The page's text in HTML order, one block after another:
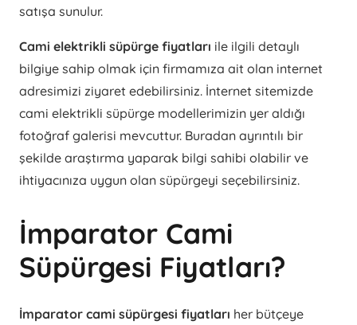
satışa sunulur.
Cami elektrikli süpürge fiyatları ile ilgili detaylı
bilgiye sahip olmak için firmamıza ait olan internet
adresimizi ziyaret edebilirsiniz. İnternet sitemizde
cami elektrikli süpürge modellerimizin yer aldığı
fotoğraf galerisi mevcuttur. Buradan ayrıntılı bir
şekilde araştırma yaparak bilgi sahibi olabilir ve
ihtiyacınıza uygun olan süpürgeyi seçebilirsiniz.
İmparator Cami
Süpürgesi Fiyatları?
İmparator cami süpürgesi fiyatları her bütçeye